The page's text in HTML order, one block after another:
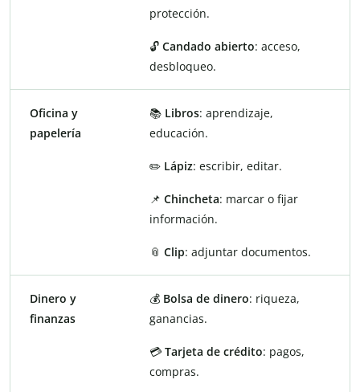
protección.
🔓 Candado abierto: acceso,
desbloqueo.
Oficina y
papelería
📚 Libros: aprendizaje,
educación.
✏️ Lápiz: escribir, editar.
📌 Chincheta: marcar o fijar
información.
📎 Clip: adjuntar documentos.
Dinero y
finanzas
💰 Bolsa de dinero: riqueza,
ganancias.
💳 Tarjeta de crédito: pagos,
compras.